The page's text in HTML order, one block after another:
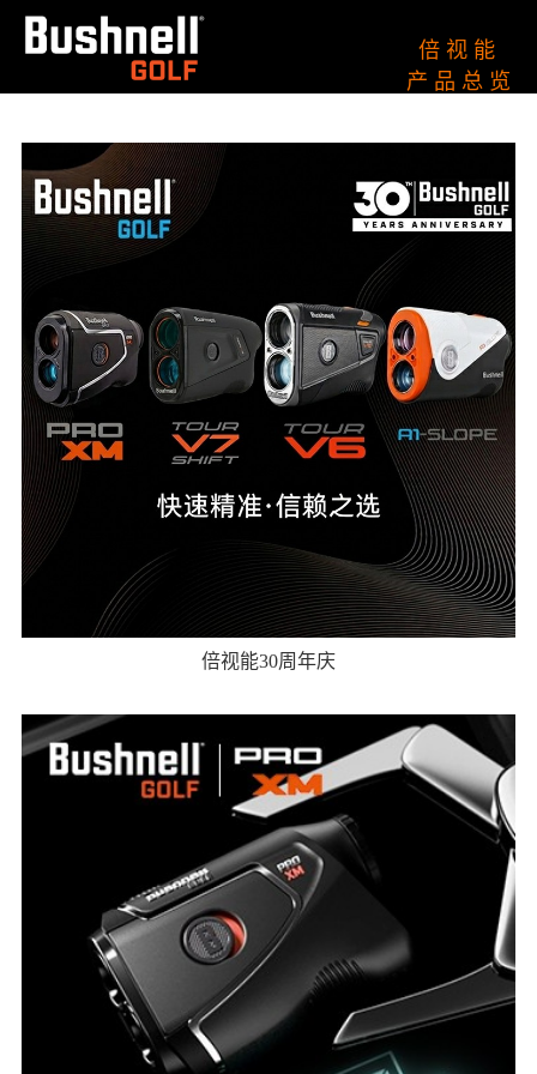
倍 视 能
产 品 总 览
倍视能30周年庆